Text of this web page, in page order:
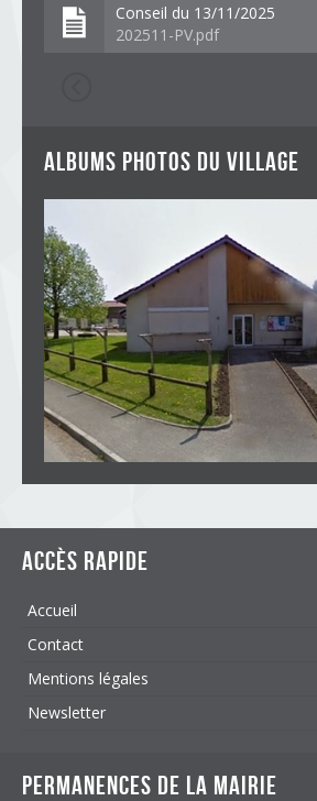
Conseil du 13/11/2025
202511-PV.pdf
albums photos du village
Accès rapide
Accueil
Contact
Mentions légales
Newsletter
Permanences de la mairie